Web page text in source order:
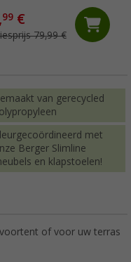
99€
79,99 €
van gerecycled
met
Berger Slimline
en klapstoelen!
of voor uw terras